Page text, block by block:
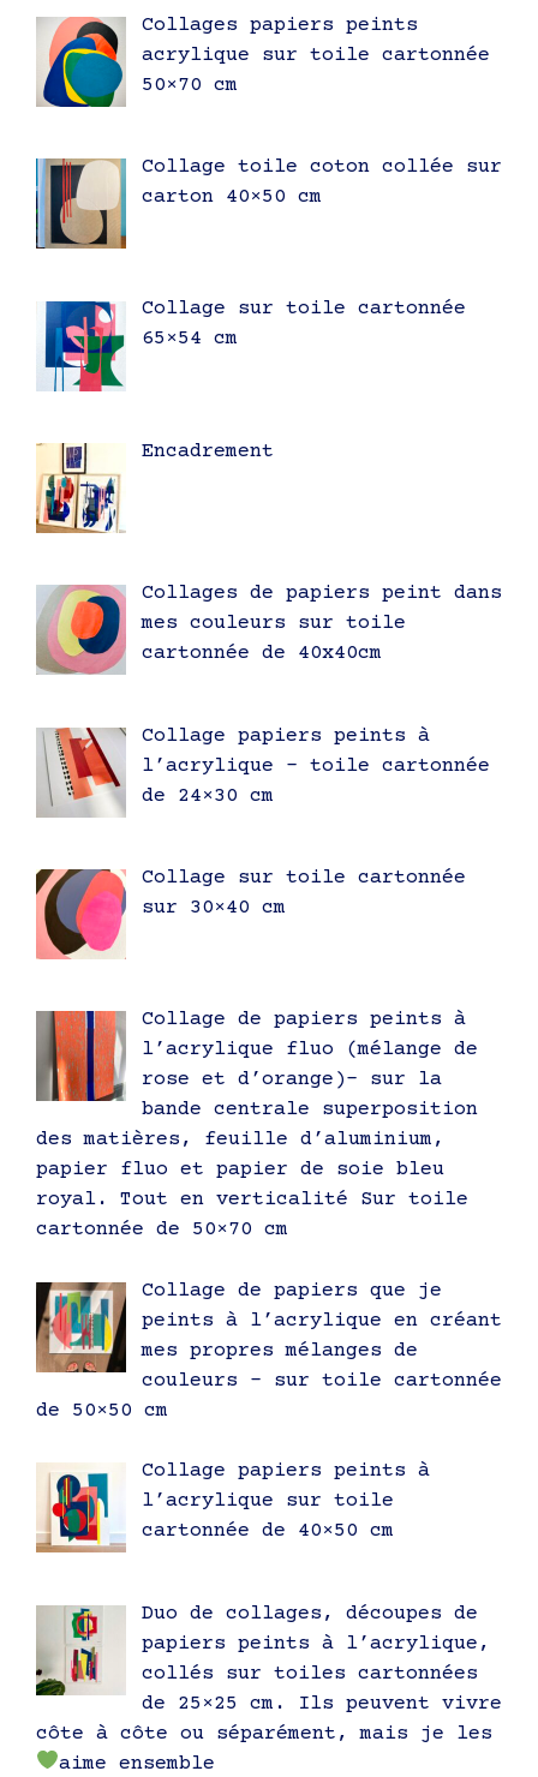
Collages papiers peints
acrylique sur toile cartonnée
50×70 cm
Collage toile coton collée sur
carton 40×50 cm
Collage sur toile cartonnée
65×54 cm
Encadrement
Collages de papiers peint dans
mes couleurs sur toile
cartonnée de 40x40cm
Collage papiers peints à
l’acrylique – toile cartonnée
de 24×30 cm
Collage sur toile cartonnée
sur 30×40 cm
Collage de papiers peints à
l’acrylique fluo (mélange de
rose et d’orange)- sur la
bande centrale superposition
des matières, feuille d’aluminium,
papier fluo et papier de soie bleu
royal. Tout en verticalité Sur toile
cartonnée de 50×70 cm
Collage de papiers que je
peints à l’acrylique en créant
mes propres mélanges de
couleurs – sur toile cartonnée
de 50×50 cm
Collage papiers peints à
l’acrylique sur toile
cartonnée de 40×50 cm
Duo de collages, découpes de
papiers peints à l’acrylique,
collés sur toiles cartonnées
de 25×25 cm. Ils peuvent vivre
côte à côte ou séparément, mais je les
aime ensemble